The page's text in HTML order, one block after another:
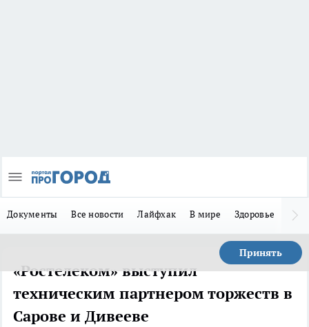
Документы Все новости Лайфхак В мире Здоровье
Принять
«Ростелеком» выступил
техническим партнером торжеств в
Сарове и Дивееве